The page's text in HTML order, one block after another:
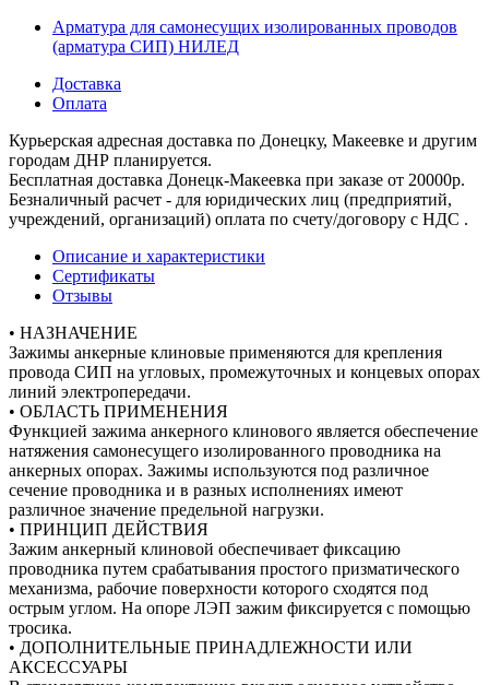
Арматура для самонесущих изолированных проводов
(арматура СИП) НИЛЕД
Доставка
Оплата
Курьерская адресная доставка по Донецку, Макеевке и другим
городам ДНР планируется.
Бесплатная доставка Донецк-Макеевка при заказе от 20000р.
Безналичный расчет - для юридических лиц (предприятий,
учреждений, организаций) оплата по счету/договору с НДС .
Описание и характеристики
Сертификаты
Отзывы
• НАЗНАЧЕНИЕ
Зажимы анкерные клиновые применяются для крепления
провода СИП на угловых, промежуточных и концевых опорах
линий электропередачи.
• ОБЛАСТЬ ПРИМЕНЕНИЯ
Функцией зажима анкерного клинового является обеспечение
натяжения самонесущего изолированного проводника на
анкерных опорах. Зажимы используются под различное
сечение проводника и в разных исполнениях имеют
различное значение предельной нагрузки.
• ПРИНЦИП ДЕЙСТВИЯ
Зажим анкерный клиновой обеспечивает фиксацию
проводника путем срабатывания простого призматического
механизма, рабочие поверхности которого сходятся под
острым углом. На опоре ЛЭП зажим фиксируется с помощью
тросика.
• ДОПОЛНИТЕЛЬНЫЕ ПРИНАДЛЕЖНОСТИ ИЛИ
АКСЕССУАРЫ